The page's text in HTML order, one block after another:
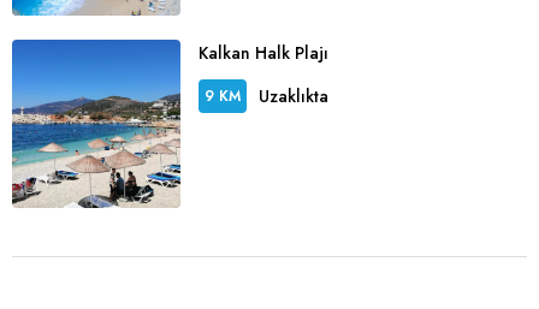
Kalkan Halk Plajı
9 KM Uzaklıkta